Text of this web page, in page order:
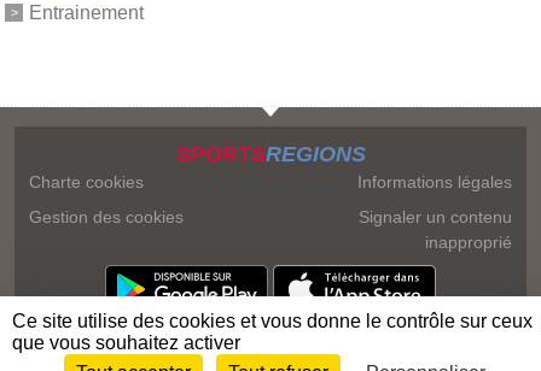
Entrainement
SPORTSREGIONS
Charte cookies
Gestion des cookies
Informations légales
Signaler un contenu
inapproprié
Ce site utilise des cookies et vous donne le contrôle sur ceux
que vous souhaitez activer